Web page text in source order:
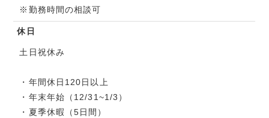
※勤務時間の相談可
休日
土日祝休み
・年間休日120日以上
・年末年始（12/31~1/3）
・夏季休暇（5日間）